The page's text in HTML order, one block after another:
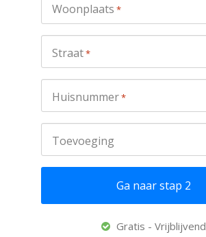
Woonplaats *
Straat*
Huisnummer*
Toevoeging
Gratis - Vrijblijvend